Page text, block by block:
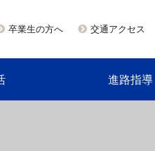
卒業生の方へ 交通アクセス
進路指導